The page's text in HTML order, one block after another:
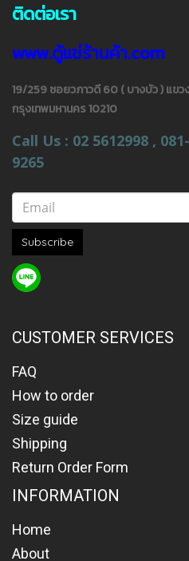
ติดต่อเรา
www.ตู้แช่ร้านค้า.com
19/259 ซอยวภาวดี 60 ( บางบัว ) แข
กรุงเทพมหานคร 10210
Call Us : 02 5612998 ,
9265
Subscribe
CUSTOMER SERVICES
FAQ
How to order
Size guide
Shipping
Return Order Form
INFORMATION
Home
About